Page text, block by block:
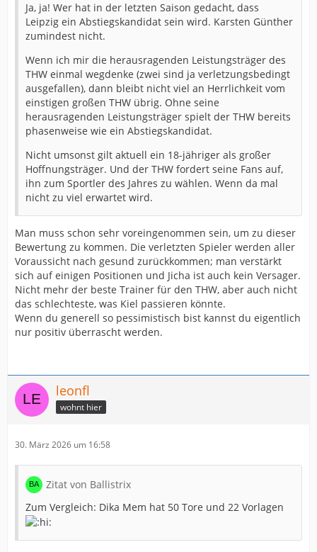
Ja, ja! Wer hat in der letzten Saison gedacht, dass
Leipzig ein Abstiegskandidat sein wird. Karsten Günther
zumindest nicht.
Wenn ich mir die herausragenden Leistungsträger des
THW einmal wegdenke (zwei sind ja verletzungsbedingt
ausgefallen), dann bleibt nicht viel an Herrlichkeit vom
einstigen großen THW übrig. Ohne seine
herausragenden Leistungsträger spielt der THW bereits
phasenweise wie ein Abstiegskandidat.
Nicht umsonst gilt aktuell ein 18-jähriger als großer
Hoffnungsträger. Und der THW fordert seine Fans auf,
ihn zum Sportler des Jahres zu wählen. Wenn da mal
nicht zu viel erwartet wird.
Man muss schon sehr voreingenommen sein, um zu dieser
Bewertung zu kommen. Die verletzten Spieler werden aller
Voraussicht nach gesund zurückkommen; man verstärkt
sich auf einigen Positionen und Jicha ist auch kein Versager.
Nicht mehr der beste Trainer für den THW, aber auch nicht
das schlechteste, was Kiel passieren könnte.
Wenn du generell so pessimistisch bist kannst du eigentlich
nur positiv überrascht werden.
leonfl
wohnt hier
30. März 2026 um 16:58
Zitat von Ballistrix
Zum Vergleich: Dika Mem hat 50 Tore und 22 Vorlagen